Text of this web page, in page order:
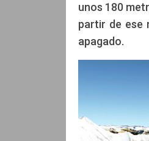
unos 180
partir de ese
apagado.